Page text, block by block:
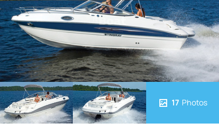
17 Photos